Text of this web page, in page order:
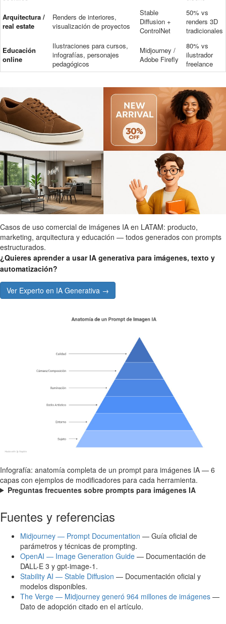
Arquitectura /
real estate
Renders de interiores,
visualización de proyectos
Stable
Diffusion +
ControlNet
50% vs
renders 3D
tradicionales
Educación
online
Ilustraciones para cursos,
infografías, personajes
pedagógicos
Midjourney /
Adobe Firefly
80% vs
ilustrador
freelance
Casos de uso comercial de imágenes IA en LATAM: producto,
marketing, arquitectura y educación — todos generados con prompts
estructurados.
¿Quieres aprender a usar IA generativa para imágenes, texto y
automatización?
Ver Experto en IA Generativa →
Infografía: anatomía completa de un prompt para imágenes IA — 6
capas con ejemplos de modificadores para cada herramienta.
Preguntas frecuentes sobre prompts para imágenes IA
Fuentes y referencias
Midjourney — Prompt Documentation — Guía oficial de
parámetros y técnicas de prompting.
OpenAI — Image Generation Guide — Documentación de
DALL-E 3 y gpt-image-1.
Stability AI — Stable Diffusion — Documentación oficial y
modelos disponibles.
The Verge — Midjourney generó 964 millones de imágenes —
Dato de adopción citado en el artículo.